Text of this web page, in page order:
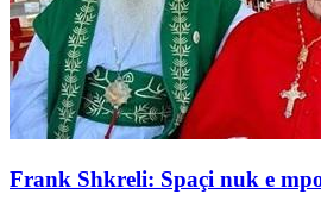
Frank Shkreli: Spaçi nuk e